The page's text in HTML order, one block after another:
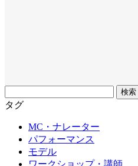
リ
タグ
MC・ナレーター
パフォーマンス
モデル
ワークショップ・講師